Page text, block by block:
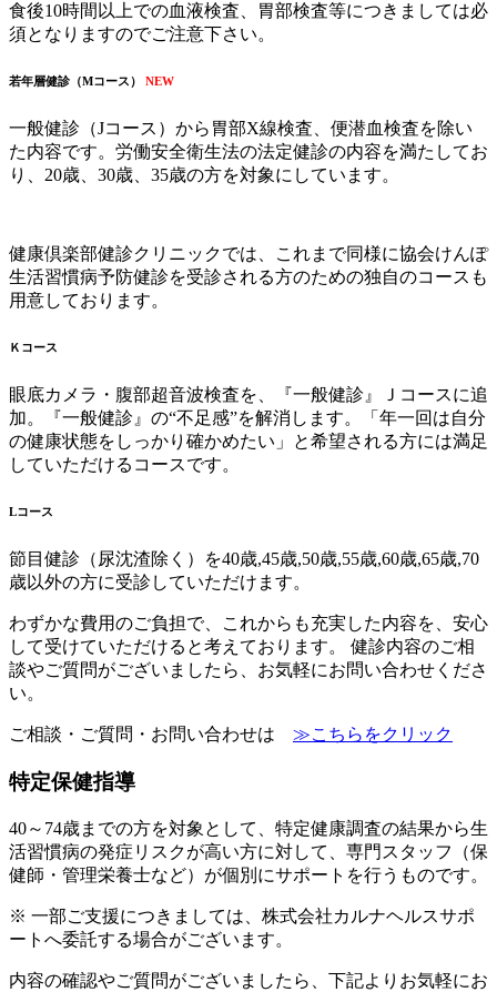
食後10時間以上での血液検査、胃部検査等につきましては必
須となりますのでご注意下さい。
若年層健診（Mコース） NEW
一般健診（Jコース）から胃部X線検査、便潜血検査を除い
た内容です。労働安全衛生法の法定健診の内容を満たしてお
り、20歳、30歳、35歳の方を対象にしています。
健康倶楽部健診クリニックでは、これまで同様に協会けんぽ
生活習慣病予防健診を受診される方のための独自のコースも
用意しております。
Ｋコース
眼底カメラ・腹部超音波検査を、『一般健診』Ｊコースに追
加。『一般健診』の“不足感”を解消します。「年一回は自分
の健康状態をしっかり確かめたい」と希望される方には満足
していただけるコースです。
Lコース
節目健診（尿沈渣除く）を40歳,45歳,50歳,55歳,60歳,65歳,70
歳以外の方に受診していただけます。
わずかな費用のご負担で、これからも充実した内容を、安心
して受けていただけると考えております。 健診内容のご相
談やご質問がございましたら、お気軽にお問い合わせくださ
い。
ご相談・ご質問・お問い合わせは ≫こちらをクリック
特定保健指導
40～74歳までの方を対象として、特定健康調査の結果から生
活習慣病の発症リスクが高い方に対して、専門スタッフ（保
健師・管理栄養士など）が個別にサポートを行うものです。
※ 一部ご支援につきましては、株式会社カルナヘルスサポ
ートへ委託する場合がございます。
内容の確認やご質問がございましたら、下記よりお気軽にお